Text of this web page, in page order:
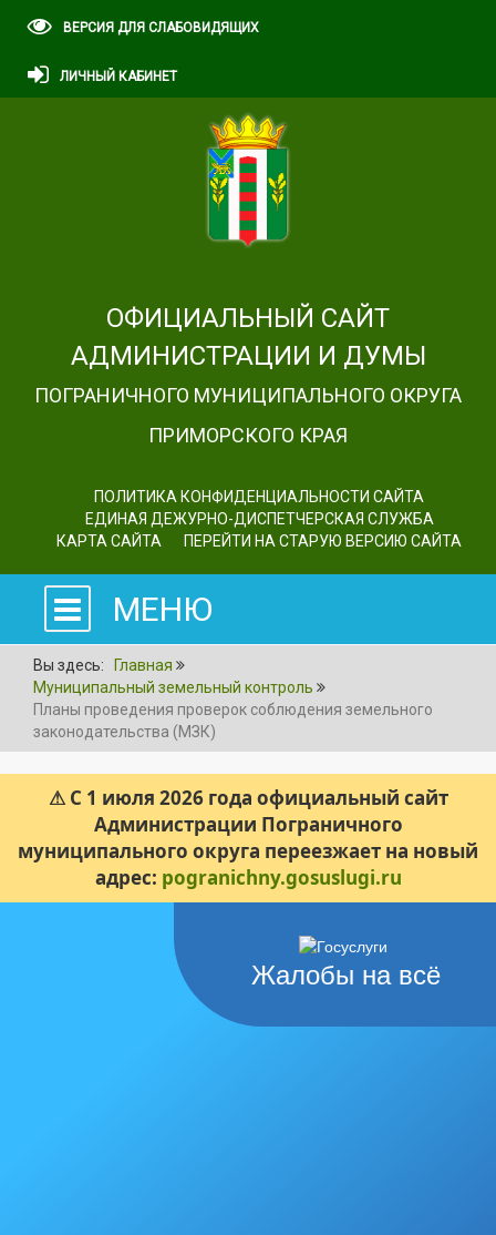
ВЕРСИЯ ДЛЯ СЛАБОВИДЯЩИХ
ЛИЧНЫЙ КАБИНЕТ
ОФИЦИАЛЬНЫЙ САЙТ
АДМИНИСТРАЦИИ И ДУМЫ
ПОГРАНИЧНОГО МУНИЦИПАЛЬНОГО ОКРУГА
ПРИМОРСКОГО КРАЯ
ПОЛИТИКА КОНФИДЕНЦИАЛЬНОСТИ САЙТА
ЕДИНАЯ ДЕЖУРНО-ДИСПЕТЧЕРСКАЯ СЛУЖБА
КАРТА САЙТА
ПЕРЕЙТИ НА СТАРУЮ ВЕРСИЮ САЙТА
МЕНЮ
Вы здесь:
Главная
Муниципальный земельный контроль
Планы проведения проверок соблюдения земельного
законодательства (МЗК)
⚠ С 1 июля 2026 года официальный сайт
Администрации Пограничного
муниципального округа переезжает на новый
адрес: pogranichny.gosuslugi.ru
Жалобы на всё